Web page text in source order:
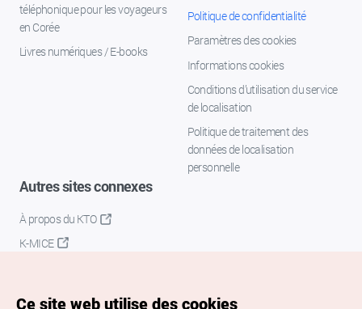
téléphonique pour les voyageurs
en Corée
Livres numériques / E-books
Politique de confidentialité
Paramètres des cookies
Informations cookies
Conditions d’utilisation du service
de localisation
Politique de traitement des
données de localisation
personnelle
Autres sites connexes
À propos du KTO
K-MICE
Ce site web utilise des cookies